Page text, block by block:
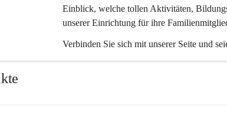
Einblick, welche tollen Aktivitäten,
unserer Einrichtung für ihre
Verbinden Sie sich mit unserer Seite und